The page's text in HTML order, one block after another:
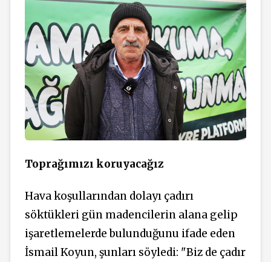
Toprağımızı koruyacağız
Hava koşullarından dolayı çadırı
söktükleri gün madencilerin alana gelip
işaretlemelerde bulunduğunu ifade eden
İsmail Koyun, şunları söyledi: "Biz de çadır